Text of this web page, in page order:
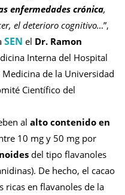
enfermedades crónica,
el deterioro cognitivo…”,
SEN el Dr. Ramon
Interna del Hospital
de la Universidad
Científico del
al alto contenido en
10 mg y 50 mg por
del tipo flavanoles
De hecho, el cacao
ricas en flavanoles de la